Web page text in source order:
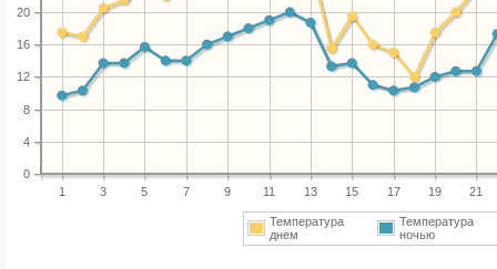
1 3 5 7 9 11 13 15 17 19 21
0
4
8
12
16
20
Температура
днем
Температура
ночью